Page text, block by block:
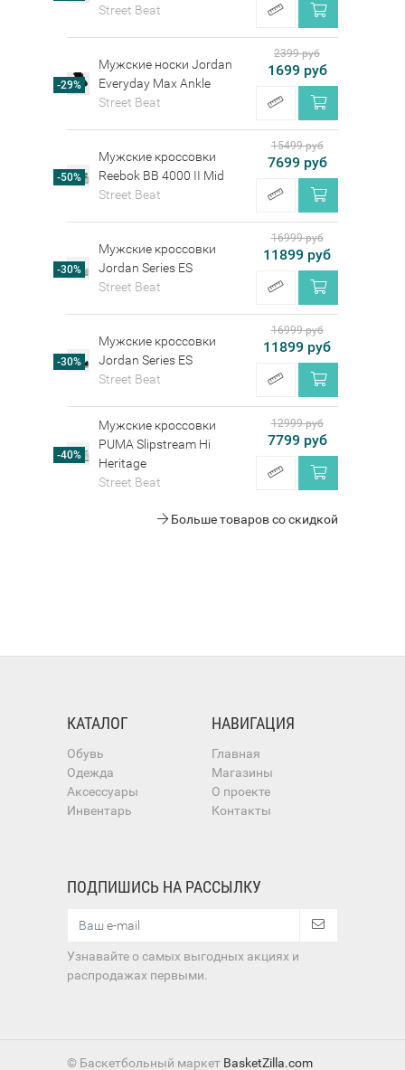
Street Beat
-29%
Мужские носки Jordan
Everyday Max Ankle
Street Beat
2399 руб
1699 руб
-50%
Мужские кроссовки
Reebok BB 4000 II Mid
Street Beat
15499 руб
7699 руб
-30%
Мужские кроссовки
Jordan Series ES
Street Beat
16999 руб
11899 руб
-30%
Мужские кроссовки
Jordan Series ES
Street Beat
16999 руб
11899 руб
-40%
Мужские кроссовки
PUMA Slipstream Hi
Heritage
Street Beat
12999 руб
7799 руб
Больше товаров со скидкой
КАТАЛОГ
Обувь
Одежда
Аксессуары
Инвентарь
НАВИГАЦИЯ
Главная
Магазины
О проекте
Контакты
ПОДПИШИСЬ НА РАССЫЛКУ
Узнавайте о самых выгодных акциях и
распродажах первыми.
© Баскетбольный маркет BasketZilla.com